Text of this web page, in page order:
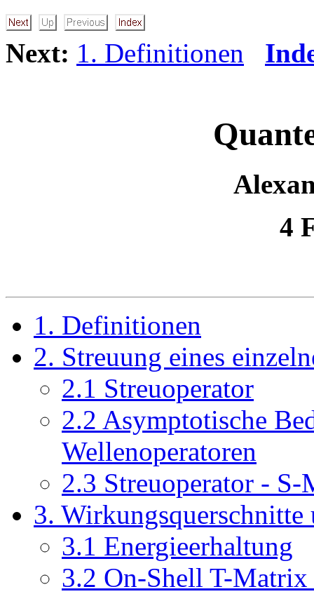
Next: 1. Definitionen
4
1. Definitionen
2. Streuung eines
2.1 Streuoperator
2.2 Asymptotische
Wellenoperatoren
2.3 Streuoperator -
3.
3.1 Energieerhaltung
3.2 On-Shell T-